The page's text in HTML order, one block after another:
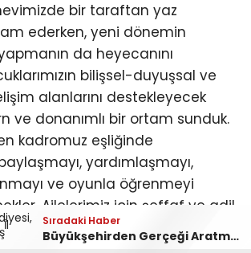
bir taraftan yaz
ederken, yeni dönemin
da heyecanını
bilişsel-duyuşsal ve
alanlarını destekleyecek
ve donanımlı bir ortam sunduk.
kadromuz eşliğinde
yardımlaşmayı,
ve oyunla öğrenmeyi
Ailelerimiz için şeffaf ve adil
noter huzurunda kura
Tüm ebeveynlerimizi
Sıradaki Haber
Büyükşehirden Gerçeği Aratmayan Yangın ve Kurtarma Tatbikatı